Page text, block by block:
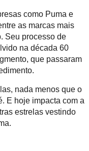
como Puma e
as marcas mais
Seu processo de
na década 60
que passaram
nada menos que o
E hoje impacta com a
estrelas vestindo